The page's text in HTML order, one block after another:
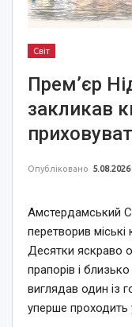
Світ
Прем’єр
закликав
Опубліковано 5.08.2026
Амстердамський
перетворив
Десятки яскраво
прапорів і
виглядав один із
уперше проходить